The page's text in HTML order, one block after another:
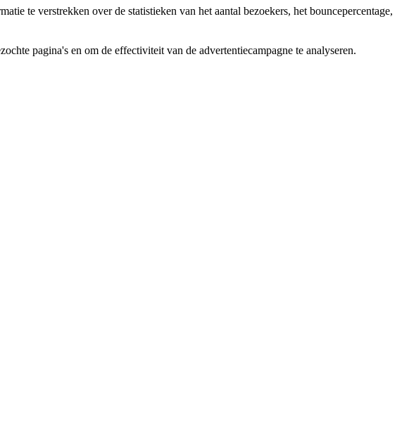
te verstrekken over de statistieken van het aantal bezoekers, het bouncepercentage,
pagina's en om de effectiviteit van de advertentiecampagne te analyseren.